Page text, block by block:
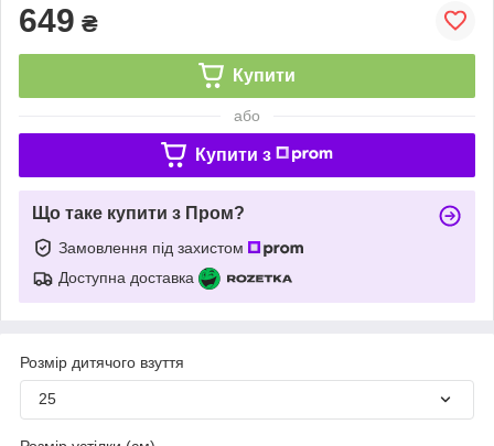
649 ₴
Купити
або
Купити з
Що таке купити з Пром?
Замовлення під захистом
Доступна доставка
Розмір дитячого взуття
25